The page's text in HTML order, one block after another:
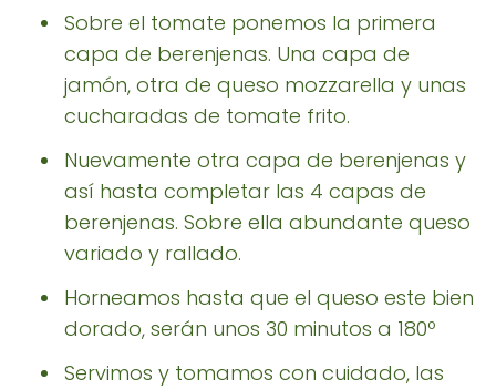
Sobre el tomate ponemos la primera
capa de berenjenas. Una capa de
jamón, otra de queso mozzarella y unas
cucharadas de tomate frito.
Nuevamente otra capa de berenjenas y
así hasta completar las 4 capas de
berenjenas. Sobre ella abundante queso
variado y rallado.
Horneamos hasta que el queso este bien
dorado, serán unos 30 minutos a 180º
Servimos y tomamos con cuidado, las